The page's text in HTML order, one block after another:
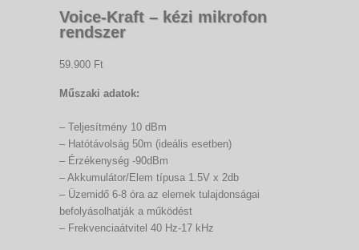
Voice-Kraft – kézi mikrofon
rendszer
59.900 Ft
Műszaki adatok:
– Teljesítmény 10 dBm
– Hatótávolság 50m (ideális esetben)
– Érzékenység -90dBm
– Akkumulátor/Elem típusa 1.5V x 2db
– Üzemidő 6-8 óra az elemek tulajdonságai
befolyásolhatják a működést
– Frekvenciaátvitel 40 Hz-17 kHz